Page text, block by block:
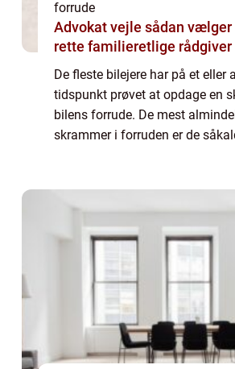
forrude
Advokat vejle sådan vælger du den
rette familieretlige rådgiver
De fleste bilejere har på et eller
tidspunkt prøvet at opdage en
bilens forrude. De mest
skrammer i forruden er de